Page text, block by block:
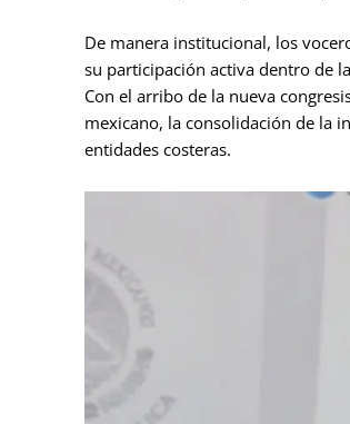
De manera institucional, los
su participación activa dentro de
Con el arribo de la nueva
mexicano, la consolidación de la
entidades costeras.